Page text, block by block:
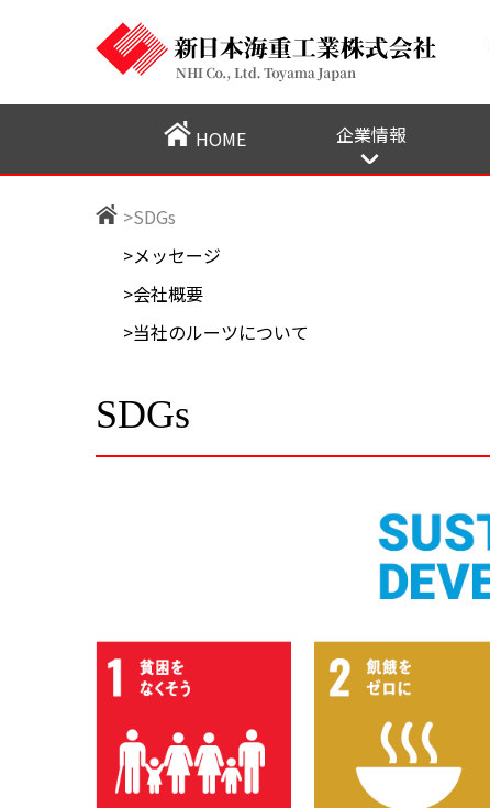
HOME 企業情報
>SDGs
>メッセージ
>会社概要
>当社のルーツについて
SDGs